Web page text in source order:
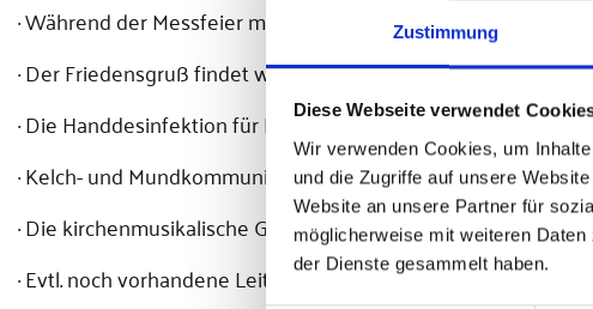
Zustimmung
Diese Webseite verwendet
Wir verwenden Cookies, um
und die Zugriffe auf unsere
Website an unsere Partner für
möglicherweise mit weiteren
der Dienste gesammelt haben.
· Während der Messfeier müssen die eucharistischen Gaben
· Der Friedensgruß findet wieder statt, die Einladung dazu
· Die Handdesinfektion für Kommunionspender/innen kann
· Kelch- und Mundkommunion sind wieder möglich.
· Die kirchenmusikalische Gestaltung der Gottesdienste ist
· Evtl. noch vorhandene Leit- oder Abstandsmarkierungen